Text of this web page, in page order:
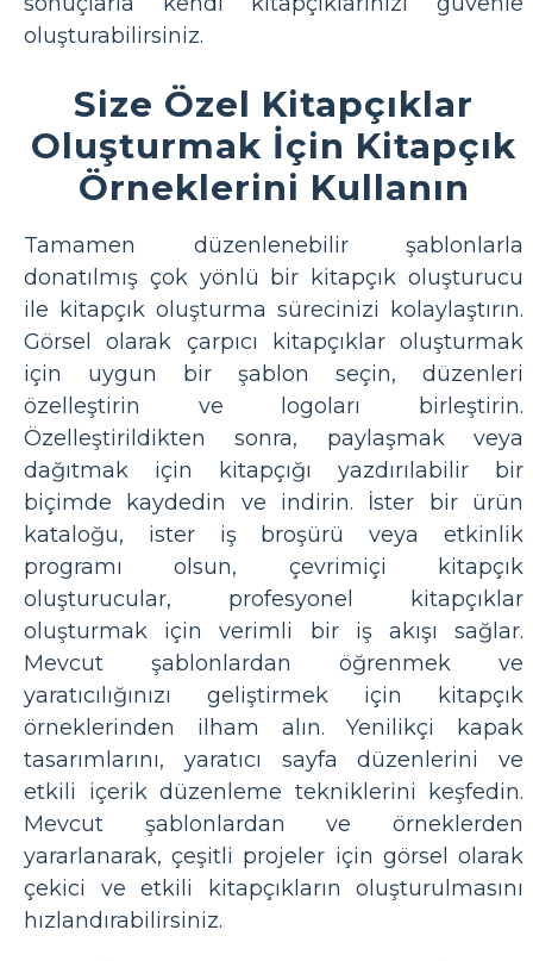
oluşturabilirsiniz.
Size Özel Kitapçıklar
Oluşturmak İçin Kitapçık
Örneklerini Kullanın
Tamamen düzenlenebilir şablonlarla
donatılmış çok yönlü bir kitapçık oluşturucu
ile kitapçık oluşturma sürecinizi kolaylaştırın.
Görsel olarak çarpıcı kitapçıklar oluşturmak
için uygun bir şablon seçin, düzenleri
özelleştirin ve logoları birleştirin.
Özelleştirildikten sonra, paylaşmak veya
dağıtmak için kitapçığı yazdırılabilir bir
biçimde kaydedin ve indirin. İster bir ürün
kataloğu, ister iş broşürü veya etkinlik
programı olsun, çevrimiçi kitapçık
oluşturucular, profesyonel kitapçıklar
oluşturmak için verimli bir iş akışı sağlar.
Mevcut şablonlardan öğrenmek ve
yaratıcılığınızı geliştirmek için kitapçık
örneklerinden ilham alın. Yenilikçi kapak
tasarımlarını, yaratıcı sayfa düzenlerini ve
etkili içerik düzenleme tekniklerini keşfedin.
Mevcut şablonlardan ve örneklerden
yararlanarak, çeşitli projeler için görsel olarak
çekici ve etkili kitapçıkların oluşturulmasını
hızlandırabilirsiniz.